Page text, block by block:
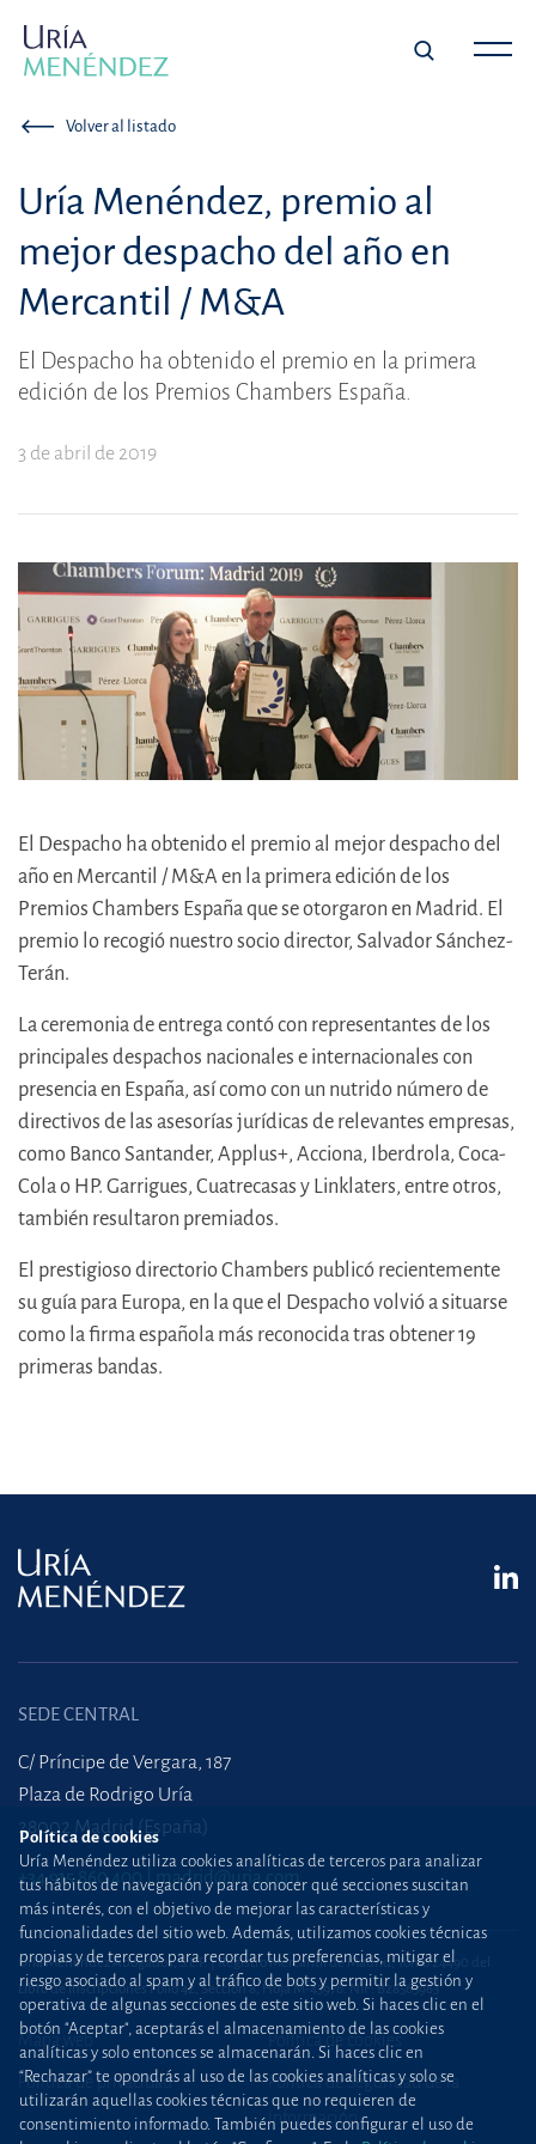
Volver al listado
Uría Menéndez, premio al
mejor despacho del año en
Mercantil / M&A
El Despacho ha obtenido el premio en la primera
edición de los Premios Chambers España.
3 de abril de 2019
El Despacho ha obtenido el premio al mejor despacho del
año en Mercantil / M&A en la primera edición de los
Premios Chambers España que se otorgaron en Madrid. El
premio lo recogió nuestro socio director, Salvador Sánchez-
Terán.
La ceremonia de entrega contó con representantes de los
principales despachos nacionales e internacionales con
presencia en España, así como con un nutrido número de
directivos de las asesorías jurídicas de relevantes empresas,
como Banco Santander, Applus+, Acciona, Iberdrola, Coca-
Cola o HP. Garrigues, Cuatrecasas y Linklaters, entre otros,
también resultaron premiados.
El prestigioso directorio Chambers publicó recientemente
su guía para Europa, en la que el Despacho volvió a situarse
como la firma española más reconocida tras obtener 19
primeras bandas.
SEDE CENTRAL
C/ Príncipe de Vergara, 187
Plaza de Rodrigo Uría
28002 Madrid (España)
+34 915 860 400 madrid@uria.com
Uría Menéndez Abogados, S.L.P. | Registro Mercantil de Madrid, Tomo 24490 del
Libro de Inscripciones Folio 42, Sección 8, Hoja M-43976. NIF: B28563963
Mapa web Política de cookies
Política de privacidad
Política de Seguridad de la
Información
Política de cookies
Uría Menéndez utiliza cookies analíticas de terceros para analizar
tus hábitos de navegación y para conocer qué secciones suscitan
más interés, con el objetivo de mejorar las características y
funcionalidades del sitio web. Además, utilizamos cookies técnicas
propias y de terceros para recordar tus preferencias, mitigar el
riesgo asociado al spam y al tráfico de bots y permitir la gestión y
operativa de algunas secciones de este sitio web. Si haces clic en el
botón "Aceptar", aceptarás el almacenamiento de las cookies
analíticas y solo entonces se almacenarán. Si haces clic en
“Rechazar” te opondrás al uso de las cookies analíticas y solo se
utilizarán aquellas cookies técnicas que no requieren de
consentimiento informado. También puedes configurar el uso de